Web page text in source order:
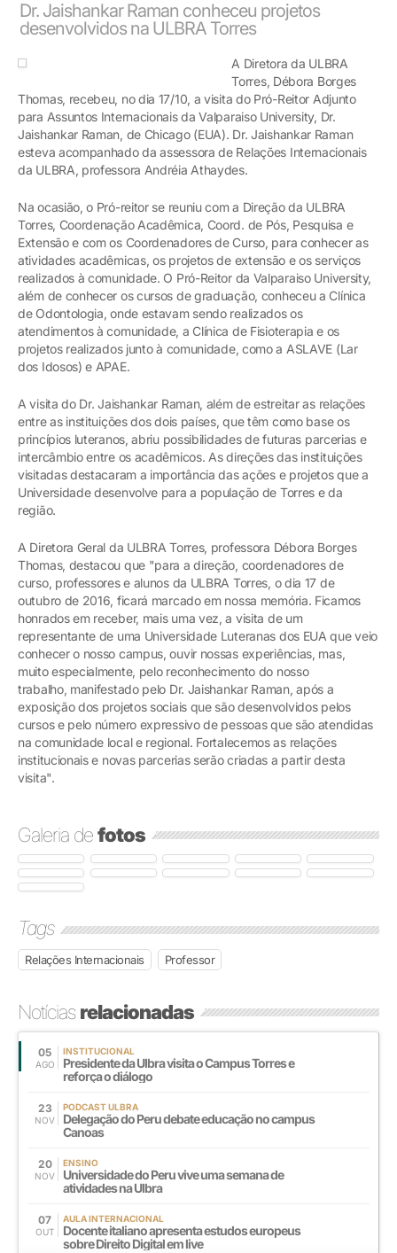
Dr. Jaishankar Raman conheceu projetos
desenvolvidos na ULBRA Torres
A Diretora da ULBRA
Torres, Débora Borges
Thomas, recebeu, no dia 17/10, a visita do Pró-Reitor Adjunto
para Assuntos Internacionais da Valparaiso University, Dr.
Jaishankar Raman, de Chicago (EUA). Dr. Jaishankar Raman
esteva acompanhado da assessora de Relações Internacionais
da ULBRA, professora Andréia Athaydes.
Na ocasião, o Pró-reitor se reuniu com a Direção da ULBRA
Torres, Coordenação Acadêmica, Coord. de Pós, Pesquisa e
Extensão e com os Coordenadores de Curso, para conhecer as
atividades acadêmicas, os projetos de extensão e os serviços
realizados à comunidade. O Pró-Reitor da Valparaiso University,
além de conhecer os cursos de graduação, conheceu a Clínica
de Odontologia, onde estavam sendo realizados os
atendimentos à comunidade, a Clínica de Fisioterapia e os
projetos realizados junto à comunidade, como a ASLAVE (Lar
dos Idosos) e APAE.
A visita do Dr. Jaishankar Raman, além de estreitar as relações
entre as instituições dos dois países, que têm como base os
princípios luteranos, abriu possibilidades de futuras parcerias e
intercâmbio entre os acadêmicos. As direções das instituições
visitadas destacaram a importância das ações e projetos que a
Universidade desenvolve para a população de Torres e da
região.
A Diretora Geral da ULBRA Torres, professora Débora Borges
Thomas, destacou que "para a direção, coordenadores de
curso, professores e alunos da ULBRA Torres, o dia 17 de
outubro de 2016, ficará marcado em nossa memória. Ficamos
honrados em receber, mais uma vez, a visita de um
representante de uma Universidade Luteranas dos EUA que veio
conhecer o nosso campus, ouvir nossas experiências, mas,
muito especialmente, pelo reconhecimento do nosso
trabalho, manifestado pelo Dr. Jaishankar Raman, após a
exposição dos projetos sociais que são desenvolvidos pelos
cursos e pelo número expressivo de pessoas que são atendidas
na comunidade local e regional. Fortalecemos as relações
institucionais e novas parcerias serão criadas a partir desta
visita".
Galeria defotos
Tags
Relações Internacionais Professor
Notíciasrelacionadas
05
AGO
INSTITUCIONAL
Presidente da Ulbra visita o Campus Torres e
reforça o diálogo
23
NOV
PODCAST ULBRA
Delegação do Peru debate educação no campus
Canoas
20
NOV
ENSINO
Universidade do Peru vive uma semana de
atividades na Ulbra
07
OUT
AULA INTERNACIONAL
Docente italiano apresenta estudos europeus
sobre Direito Digital em live